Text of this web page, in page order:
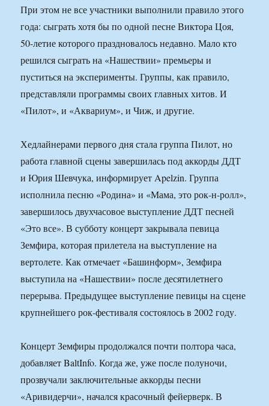
При этом не все участники выполнили правило этого
года: сыграть хотя бы по одной песне Виктора Цоя,
50-летие которого праздновалось недавно. Мало кто
решился сыграть на «Нашествии» премьеры и
пуститься на эксперименты. Группы, как правило,
представляли программы своих главных хитов. И
«Пилот», и «Аквариум», и Чиж, и другие.
Хедлайнерами первого дня стала группа Пилот, но
работа главной сцены завершилась под аккорды ДДТ
и Юрия Шевчука, информирует Apelzin. Группа
исполнила песню «Родина» и «Мама, это рок-н-ролл»,
завершилось двухчасовое выступление ДДТ песней
«Это все». В субботу концерт закрывала певица
Земфира, которая прилетела на выступление на
вертолете. Как отмечает «Башинформ», Земфира
выступила на «Нашествии» после десятилетнего
перерыва. Предыдущее выступление певицы на сцене
крупнейшего рок-фестиваля состоялось в 2002 году.
Концерт Земфиры продолжался почти полтора часа,
добавляет BaltInfo. Когда же, уже после полуночи,
прозвучали заключительные аккорды песни
«Аривидерчи», начался красочный фейерверк. В